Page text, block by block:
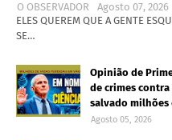
O OBSERVADOR
Agosto 07, 2026
ELES QUEREM QUE A GENTE
SE…
Opinião de
de crimes
salvado milhões
Agosto 05, 2026